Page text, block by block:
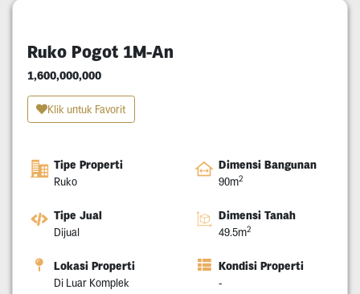
Ruko Pogot 1M-An
1,600,000,000
Klik untuk Favorit
Tipe Properti
Ruko
Dimensi Bangunan
90m2
Tipe Jual
Dijual
Dimensi Tanah
49.5m2
Lokasi Properti
Di Luar Komplek
Kondisi Properti
-